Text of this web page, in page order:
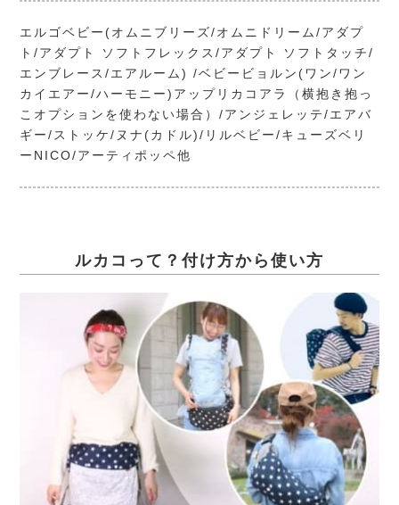
エルゴベビー(オムニブリーズ/オムニドリーム/アダプ
ト/アダプト ソフトフレックス/アダプト ソフトタッチ/
エンブレース/エアルーム) /ベビービョルン(ワン/ワン
カイエアー/ハーモニー)アップリカコアラ（横抱き抱っ
こオプションを使わない場合）/アンジェレッテ/エアバ
ギー/ストッケ/ヌナ(カドル)/リルベビー/キューズベリ
ーNICO/アーティポッペ他
ルカコって？付け方から使い方